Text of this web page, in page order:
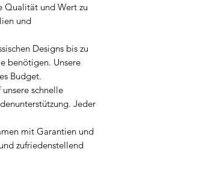
Qualität und Wert zu
und
Designs bis zu
benötigen. Unsere
Budget.
schnelle
Jeder
mit Garantien und
zufriedenstellend